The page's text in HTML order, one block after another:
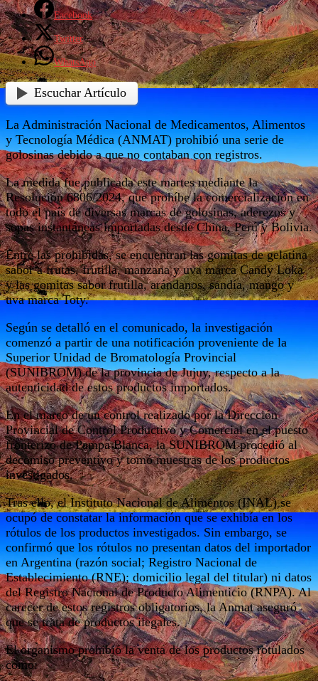
Facebook
Twitter
WhatsApp
Escuchar Artículo
La Administración Nacional de Medicamentos, Alimentos
y Tecnología Médica (ANMAT) prohibió una serie de
golosinas debido a que no contaban con registros.
La medida fue publicada este martes mediante la
Resolución 6806/2024, que prohíbe la comercialización en
todo el país de diversas marcas de golosinas, aderezos y
sopas instantáneas importadas desde China, Perú y Bolivia.
Entre las prohibidas, se encuentran las gomitas de gelatina
sabor a frutas, frutilla, manzana y uva marca Candy Loka
y las gomitas sabor frutilla, arándanos, sandía, mango y
uva marca Toty.
Según se detalló en el comunicado, la investigación
comenzó a partir de una notificación proveniente de la
Superior Unidad de Bromatología Provincial
(SUNIBROM) de la provincia de Jujuy, respecto a la
autenticidad de estos productos importados.
En el marco de un control realizado por la Dirección
Provincial de Control Productivo y Comercial en el puesto
fronterizo de Pampa Blanca, la SUNIBROM procedió al
decomiso preventivo y tomó muestras de los productos
investigados.
Tras ello, el Instituto Nacional de Alimentos (INAL) se
ocupó de constatar la información que se exhibía en los
rótulos de los productos investigados. Sin embargo, se
confirmó que los rótulos no presentan datos del importador
en Argentina (razón social; Registro Nacional de
Establecimiento (RNE); domicilio legal del titular) ni datos
del Registro Nacional de Producto Alimenticio (RNPA). Al
carecer de estos registros obligatorios, la Anmat aseguró
que se trata de productos ilegales.
El organismo prohibió la venta de los productos rotulados
como: